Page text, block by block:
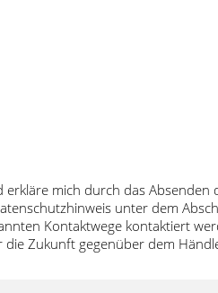
erkläre mich durch das
unter dem
Kontaktwege kontaktiert
Zukunft gegenüber dem